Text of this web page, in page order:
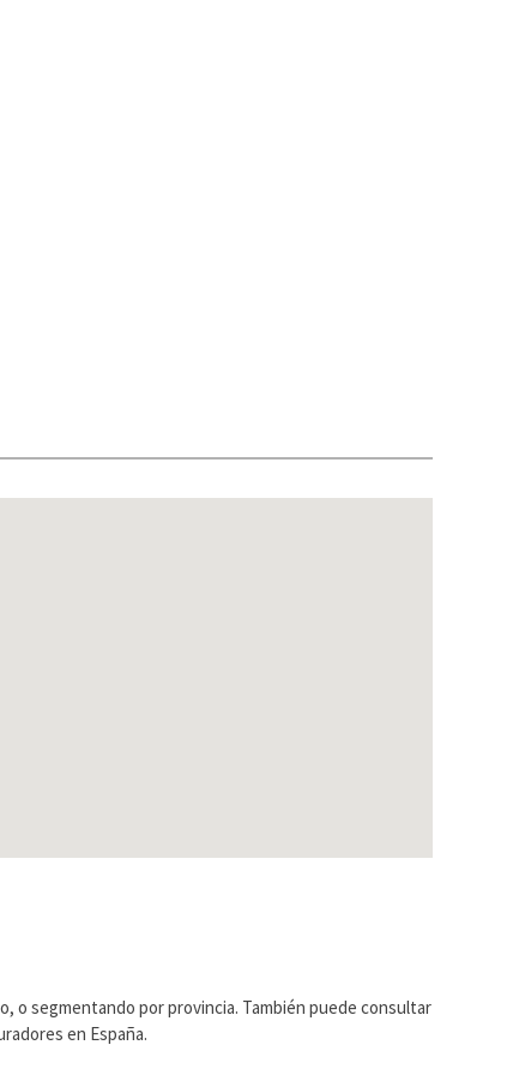
o segmentando por provincia. También puede consultar
en España.